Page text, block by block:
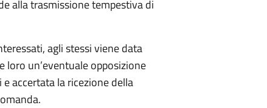
alla trasmissione tempestiva di
agli stessi viene data
loro un’eventuale opposizione
accertata la ricezione della